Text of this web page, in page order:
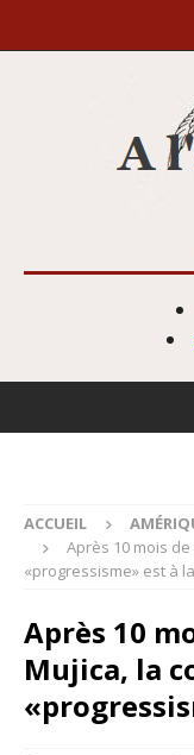
ACCUEIL
Après 10 mois
«progressisme» est à
Après 10
Mujica, la